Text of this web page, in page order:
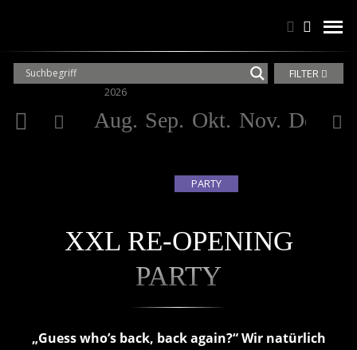
Suchen
Suchen
2026
Aug. Sep. Okt. Nov. Dez.
FILTER
PARTY
XXL RE-OPENING
PARTY
„Guess who’s back, back again?“ Wir natürlich